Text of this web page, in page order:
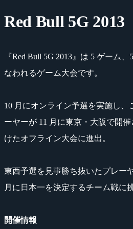
Red Bull 5G 2013
『Red Bull 5G 2013』は 5 ゲーム
なわれるゲーム大会です。
10 月にオンライン予選を実施し、
ーヤーが 11 月に東京・大阪で開
けたオフライン大会に進出。
東西予選を見事勝ち抜いたプレー
月に日本一を決定するチーム戦に
開催情報